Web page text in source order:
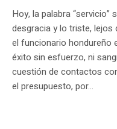
Hoy, la palabra
desgracia y lo triste, lejos
el funcionario hondureño
éxito sin esfuerzo, ni
cuestión de contactos
el presupuesto, por...